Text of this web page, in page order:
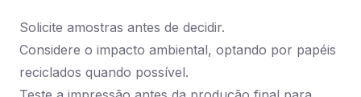
Solicite amostras antes de decidir.
Considere o impacto ambiental, optando por papéis
reciclados quando possível.